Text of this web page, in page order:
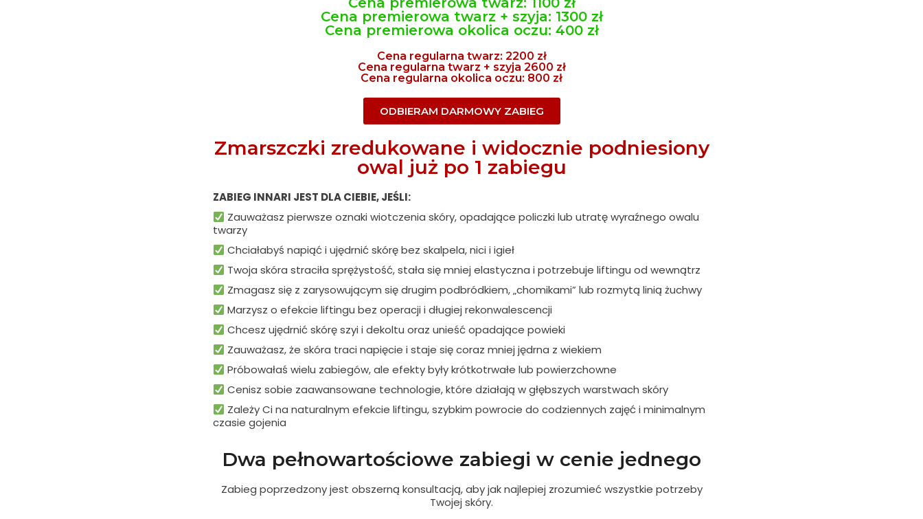
Cena premierowa twarz + szyja: 1300 zł
Cena premierowa okolica oczu: 400 zł
Cena regularna twarz: 2200 zł
Cena regularna twarz + szyja 2600 zł
Cena regularna okolica oczu: 800 zł
ODBIERAM DARMOWY ZABIEG
Zmarszczki zredukowane i widocznie podniesiony
owal już po 1 zabiegu
ZABIEG INNARI JEST DLA CIEBIE, JEŚLI:
Zauważasz pierwsze oznaki wiotczenia skóry, opadające policzki lub utratę wyraźnego owalu
twarzy
Chciałabyś napiąć i ujędrnić skórę bez skalpela, nici i igieł
Twoja skóra straciła sprężystość, stała się mniej elastyczna i potrzebuje liftingu od wewnątrz
Zmagasz się z zarysowującym się drugim podbródkiem, „chomikami” lub rozmytą linią żuchwy
Marzysz o efekcie liftingu bez operacji i długiej rekonwalescencji
Chcesz ujędrnić skórę szyi i dekoltu oraz unieść opadające powieki
Zauważasz, że skóra traci napięcie i staje się coraz mniej jędrna z wiekiem
Próbowałaś wielu zabiegów, ale efekty były krótkotrwałe lub powierzchowne
Cenisz sobie zaawansowane technologie, które działają w głębszych warstwach skóry
Zależy Ci na naturalnym efekcie liftingu, szybkim powrocie do codziennych zajęć i minimalnym
czasie gojenia
Dwa pełnowartościowe zabiegi w cenie jednego
Zabieg poprzedzony jest obszerną konsultacją, aby jak najlepiej zrozumieć wszystkie potrzeby
Twojej skóry.